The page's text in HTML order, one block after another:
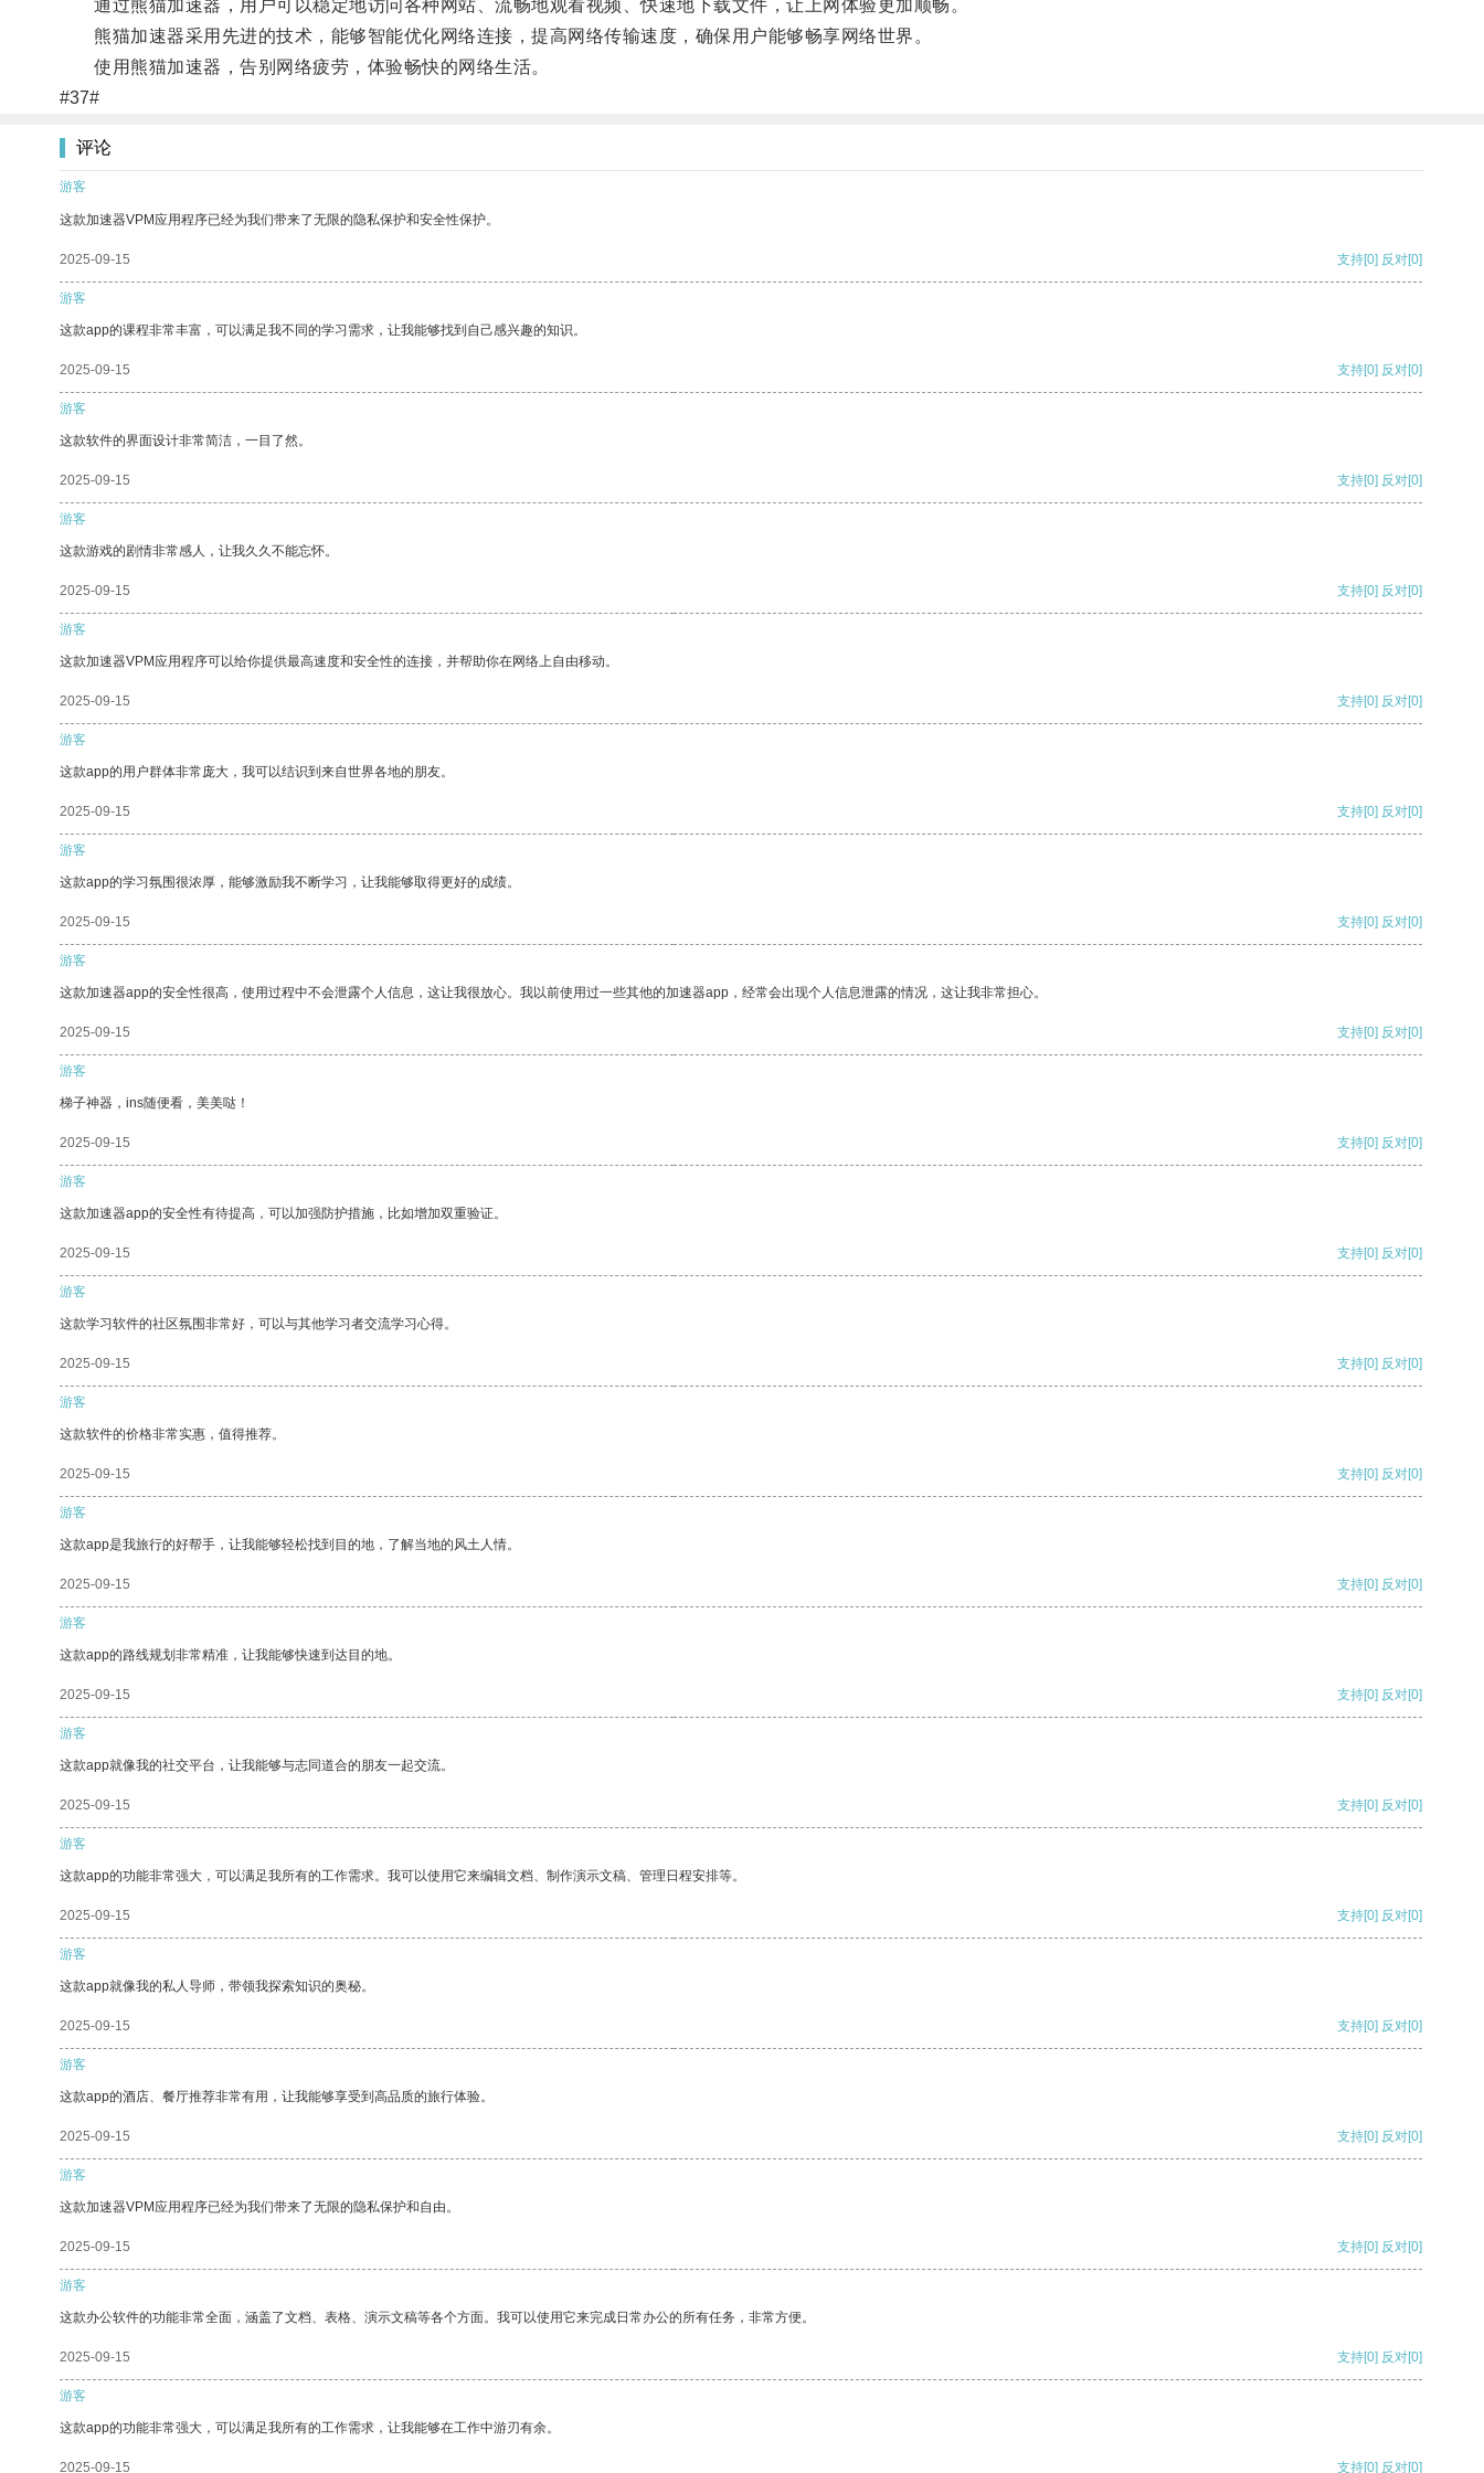
通过熊猫加速器，用户可以稳定地访问各种网站、流畅地观看视频、快速地下载文件，让上网体验更加顺畅。
熊猫加速器采用先进的技术，能够智能优化网络连接，提高网络传输速度，确保用户能够畅享网络世界。
使用熊猫加速器，告别网络疲劳，体验畅快的网络生活。
#37#
评论
游客
这款加速器VPM应用程序已经为我们带来了无限的隐私保护和安全性保护。
2025-09-15 支持[0] 反对[0]
游客
这款app的课程非常丰富，可以满足我不同的学习需求，让我能够找到自己感兴趣的知识。
2025-09-15 支持[0] 反对[0]
游客
这款软件的界面设计非常简洁，一目了然。
2025-09-15 支持[0] 反对[0]
游客
这款游戏的剧情非常感人，让我久久不能忘怀。
2025-09-15 支持[0] 反对[0]
游客
这款加速器VPM应用程序可以给你提供最高速度和安全性的连接，并帮助你在网络上自由移动。
2025-09-15 支持[0] 反对[0]
游客
这款app的用户群体非常庞大，我可以结识到来自世界各地的朋友。
2025-09-15 支持[0] 反对[0]
游客
这款app的学习氛围很浓厚，能够激励我不断学习，让我能够取得更好的成绩。
2025-09-15 支持[0] 反对[0]
游客
这款加速器app的安全性很高，使用过程中不会泄露个人信息，这让我很放心。我以前使用过一些其他的加速器app，经常会出现个人信息泄露的情况，这让我非常担心。
2025-09-15 支持[0] 反对[0]
游客
梯子神器，ins随便看，美美哒！
2025-09-15 支持[0] 反对[0]
游客
这款加速器app的安全性有待提高，可以加强防护措施，比如增加双重验证。
2025-09-15 支持[0] 反对[0]
游客
这款学习软件的社区氛围非常好，可以与其他学习者交流学习心得。
2025-09-15 支持[0] 反对[0]
游客
这款软件的价格非常实惠，值得推荐。
2025-09-15 支持[0] 反对[0]
游客
这款app是我旅行的好帮手，让我能够轻松找到目的地，了解当地的风土人情。
2025-09-15 支持[0] 反对[0]
游客
这款app的路线规划非常精准，让我能够快速到达目的地。
2025-09-15 支持[0] 反对[0]
游客
这款app就像我的社交平台，让我能够与志同道合的朋友一起交流。
2025-09-15 支持[0] 反对[0]
游客
这款app的功能非常强大，可以满足我所有的工作需求。我可以使用它来编辑文档、制作演示文稿、管理日程安排等。
2025-09-15 支持[0] 反对[0]
游客
这款app就像我的私人导师，带领我探索知识的奥秘。
2025-09-15 支持[0] 反对[0]
游客
这款app的酒店、餐厅推荐非常有用，让我能够享受到高品质的旅行体验。
2025-09-15 支持[0] 反对[0]
游客
这款加速器VPM应用程序已经为我们带来了无限的隐私保护和自由。
2025-09-15 支持[0] 反对[0]
游客
这款办公软件的功能非常全面，涵盖了文档、表格、演示文稿等各个方面。我可以使用它来完成日常办公的所有任务，非常方便。
2025-09-15 支持[0] 反对[0]
游客
这款app的功能非常强大，可以满足我所有的工作需求，让我能够在工作中游刃有余。
2025-09-15 支持[0] 反对[0]